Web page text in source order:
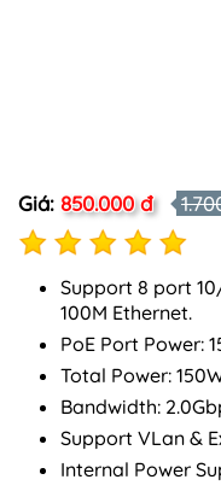
Giá: 850.000 đ
Support 8 port
100M Ethernet.
PoE Port Power:
Total Power:
Bandwidth:
Support VLan &
Internal Power